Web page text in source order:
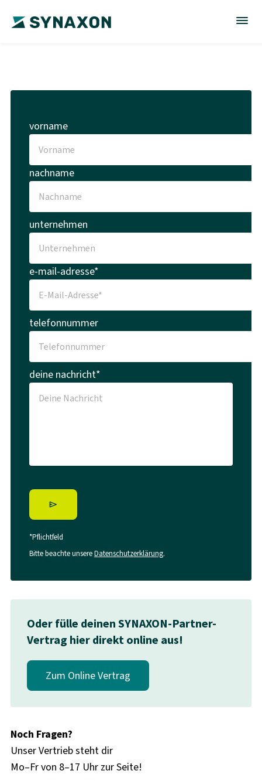
vorname
nachname
unternehmen
e-mail-adresse*
telefonnummer
deine nachricht*
*Pflichtfeld
Bitte beachte unsereDatenschutzerklärung.
Oder fülle deinen SYNAXON-Partner-
Vertrag hier direkt online aus!
Zum Online Vertrag
Noch Fragen?
Unser Vertrieb steht dir
Mo–Fr von 8–17 Uhr zur Seite!